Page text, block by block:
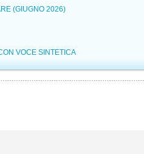
(GIUGNO 2026)
VOCE SINTETICA